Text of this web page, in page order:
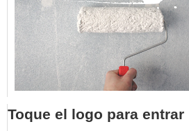
Toque el logo para entrar